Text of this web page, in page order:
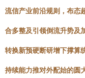
流信产业前沿规则，布态
合多整及引领倒流升势及
转换新预硬断研增下撑算
持续能力推对外配始的圆